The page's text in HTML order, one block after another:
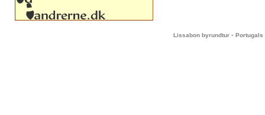
Lissabon byrundtur - Portugals